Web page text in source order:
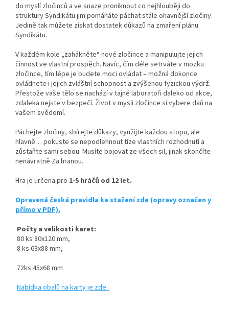
do myslí zločinců a ve snaze proniknout co nejhlouběji do
struktury Syndikátu jim pomáháte páchat stále ohavnější zločiny.
Jedině tak můžete získat dostatek důkazů na zmaření plánu
Syndikátu.
V každém kole „zahákněte“ nové zločince a manipulujte jejich
činnost ve vlastní prospěch. Navíc, čím déle setrváte v mozku
zločince, tím lépe je budete moci ovládat – možná dokonce
ovládnete i jejich zvláštní schopnost a zvýšenou fyzickou výdrž.
Přestože vaše tělo se nachází v tajné laboratoři daleko od akce,
zdaleka nejste v bezpečí. Život v mysli zločince si vybere daň na
vašem svědomí.
Páchejte zločiny, sbírejte důkazy, využijte každou stopu, ale
hlavně… pokuste se nepodlehnout tíze vlastních rozhodnutí a
zůstaňte sami sebou. Musíte bojovat ze všech sil, jinak skončíte
nenávratně Za hranou.
Hra je určena pro 1-5 hráčů od 12 let.
Opravená česká pravidla ke stažení zde (opravy označen y
přímo v PDF).
Počty a velikosti karet:
80 ks 80x120 mm,
8 ks 63x88 mm,
72ks 45x68 mm
Nabídka obalů na karty je zde.